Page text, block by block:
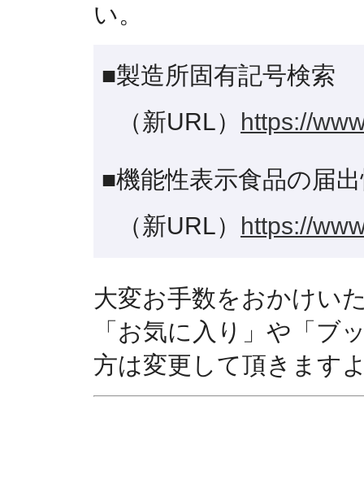
い。
■製造所固有記号検索
（新URL） https://
■機能性表示食品の届
（新URL） https://
大変お手数をおかけい
「お気に入り」や「ブ
方は変更して頂きます